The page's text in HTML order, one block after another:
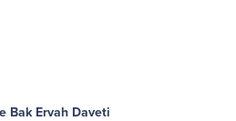
Bak Ervah Daveti